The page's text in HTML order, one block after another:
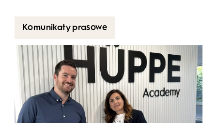
Komunikaty prasowe